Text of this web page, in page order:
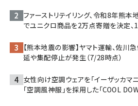
ファーストリテイリング、令和8年熊
でユニクロ商品を2万点寄贈を決定
【熊本地震の影響】ヤマト運輸、佐川
延や集配停止が発生（7/28時点）
女性向け空調ウェアを「イーザッカマ
「空調風神服」を採用した「COOL